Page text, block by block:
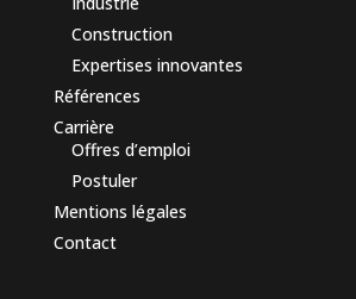
Construction
Expertises innovantes
Références
Carrière
Offres d’emploi
Postuler
Mentions légales
Contact